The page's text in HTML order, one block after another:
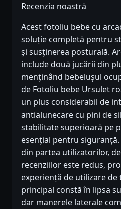
Recenzia noastră
Acest fotoliu bebe cu
soluție completă pentru
și susținerea posturală.
include două jucării din
menținând bebelușul
de Fotoliu bebe Ursulet
un plus considerabil de
antialunecare cu pini de
stabilitate superioară pe
esențial pentru
din partea utilizatorilor,
recenziilor este redus,
experiență de utilizare
principal constă în lipsa
dar manerele laterale